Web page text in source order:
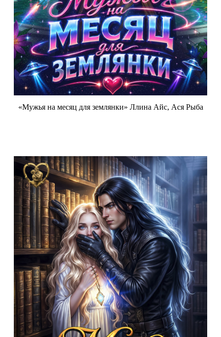
«Мужья на месяц для землянки» Ллина Айс, Ася Рыба